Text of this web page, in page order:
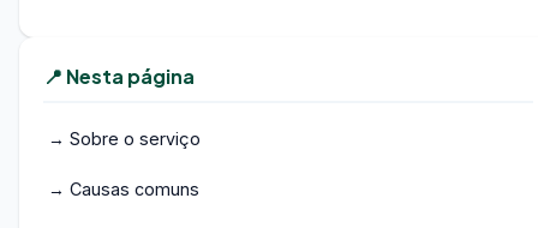
📍 Nesta página
→ Sobre o serviço
→ Causas comuns